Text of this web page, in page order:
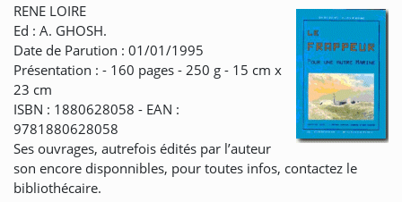
RENE LOIRE
Ed : A. GHOSH.
Date de Parution : 01/01/1995
Présentation : - 160 pages - 250 g - 15 cm x
23 cm
ISBN : 1880628058 - EAN :
9781880628058
Ses ouvrages, autrefois édités par l’auteur
son encore disponnibles, pour toutes infos, contactez le
bibliothécaire.